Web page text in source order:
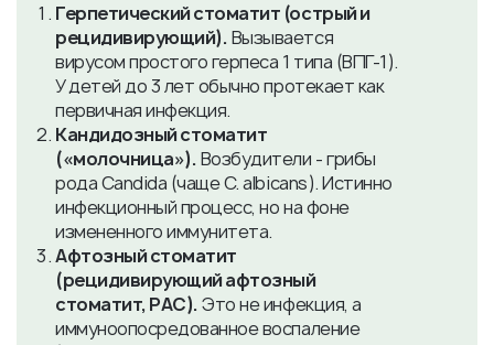
Герпетический стоматит (острый и
рецидивирующий). Вызывается
вирусом простого герпеса 1 типа (ВПГ-1).
У детей до 3 лет обычно протекает как
первичная инфекция.
Кандидозный стоматит
(«молочница»). Возбудители - грибы
рода Candida (чаще C. albicans). Истинно
инфекционный процесс, но на фоне
измененного иммунитета.
Афтозный стоматит
(рецидивирующий афтозный
стоматит, РАС). Это не инфекция, а
иммуноопосредованное воспаление